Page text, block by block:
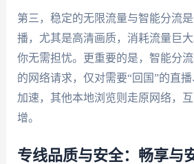
第三，稳定的无限流量与智能分流
播，尤其是高清画质，消耗流量巨
你无需担忧。更重要的是，智能分
的网络请求，仅对需要“回国”的直
加速，其他本地浏览则走原网络，
增。
专线品质与安全：畅享与